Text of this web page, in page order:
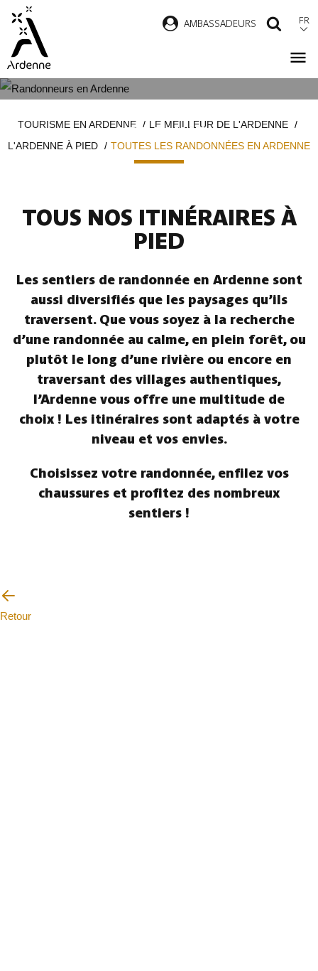
contenu
principal
AMBASSADEURS FR
ARDENNE
d'ArianeTOURISME EN ARDENNE
LE MEILLEUR DE L'ARDENNE
L'ARDENNE À PIED
TOUTES LES RANDONNÉES EN ARDENNE
TOUS NOS ITINÉRAIRES À
PIED
Les sentiers de randonnée en Ardenne sont
aussi diversifiés que les paysages qu’ils
traversent. Que vous soyez à la recherche
d’une randonnée au calme, en plein forêt, ou
plutôt le long d’une rivière ou encore en
traversant des villages authentiques,
l’Ardenne vous offre une multitude de
choix ! Les itinéraires sont adaptés à votre
niveau et vos envies.
Choisissez votre randonnée, enfilez vos
chaussures et profitez des nombreux
sentiers !
Retour